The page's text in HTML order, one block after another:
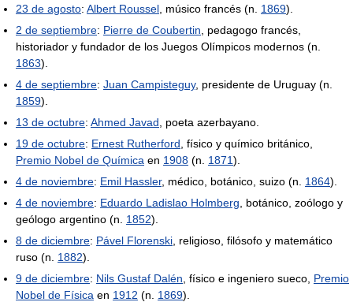
23 de agosto: Albert Roussel , músico francés (n. 1869).
2 de septiembre: Pierre de Coubertin , pedagogo francés,
historiador y fundador de los Juegos Olímpicos modernos (n.
1863).
4 de septiembre: Juan Campisteguy, presidente de Uruguay (n.
1859).
13 de octubre: Ahmed Javad , poeta azerbayano.
19 de octubre: Ernest Rutherford , físico y químico británico,
Premio Nobel de Química en 1908 (n. 1871).
4 de noviembre: Emil Hassler, médico, botánico, suizo (n. 1864).
4 de noviembre: Eduardo Ladislao Holmberg , botánico, zoólogo y
geólogo argentino (n. 1852).
8 de diciembre: Pável Florenski , religioso, filósofo y matemático
ruso (n. 1882).
9 de diciembre: Nils Gustaf Dalén , físico e ingeniero sueco, Premio
Nobel de Física en 1912 (n. 1869).